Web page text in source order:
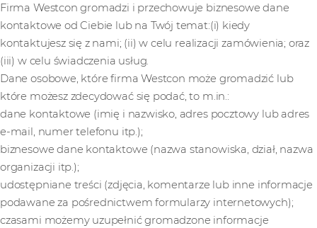
Firma Westcon gromadzi i przechowuje biznesowe dane
kontaktowe od Ciebie lub na Twój temat:(i) kiedy
kontaktujesz się z nami; (ii) w celu realizacji zamówienia; oraz
(iii) w celu świadczenia usług.
Dane osobowe, które firma Westcon może gromadzić lub
które możesz zdecydować się podać, to m.in.:
dane kontaktowe (imię i nazwisko, adres pocztowy lub adres
e-mail, numer telefonu itp.);
biznesowe dane kontaktowe (nazwa stanowiska, dział, nazwa
organizacji itp.);
udostępniane treści (zdjęcia, komentarze lub inne informacje
podawane za pośrednictwem formularzy internetowych);
czasami możemy uzupełnić gromadzone informacje